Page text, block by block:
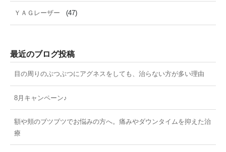
ＹＡＧレーザー (47)
最近のブログ投稿
目の周りのぶつぶつにアグネスをしても、治らない方が多い理由
8月キャンペーン♪
額や頬のブツブツでお悩みの方へ。痛みやダウンタイムを抑えた治
療